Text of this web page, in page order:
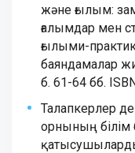
және ғылым:
ғалымдар мен
ғылыми-
баяндамалар
б. 61-64 бб.
Талапкерлер
орнының білім